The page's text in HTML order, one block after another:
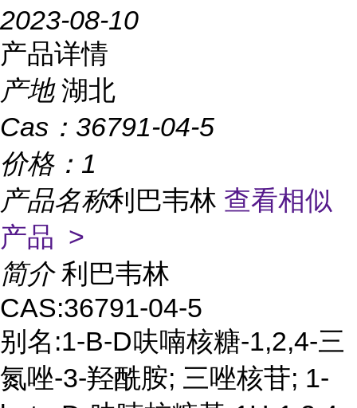
2023-08-10
产品详情
产地 湖北
Cas： 36791-04-5
价格： 1
产品名称利巴韦林 查看相似
产品 >
简介 利巴韦林
CAS:36791-04-5
别名:1-B-D呋喃核糖-1,2,4-三
氮唑-3-羟酰胺; 三唑核苷; 1-